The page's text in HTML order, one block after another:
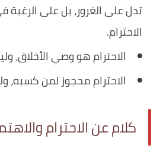
تدل على الغرور، بل على
الاحترام.
الاحترام هو وصي الأخلاق،
الاحترام محجوز لمن كسبه،
كلام عن الاحترام